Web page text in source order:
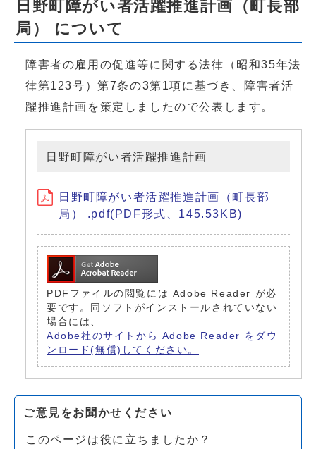
日野町障がい者活躍推進計画（町長部
局） について
障害者の雇用の促進等に関する法律（昭和35年法
律第123号）第7条の3第1項に基づき、障害者活
躍推進計画を策定しましたので公表します。
日野町障がい者活躍推進計画
日野町障がい者活躍推進計画（町長部
局） .pdf(PDF形式、145.53KB)
PDFファイルの閲覧には Adobe Reader が必
要です。同ソフトがインストールされていない
場合には、
Adobe社のサイトから Adobe Reader をダウ
ンロード(無償)してください。
ご意見をお聞かせください
このページは役に立ちましたか？